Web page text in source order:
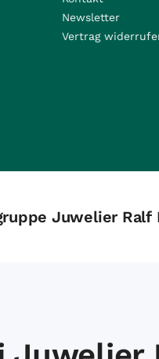
Newsletter
Vertrag
Juwelier Ralf